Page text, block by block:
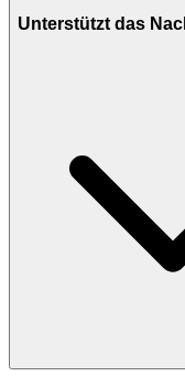
Unterstützt das